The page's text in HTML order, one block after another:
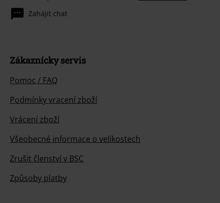
Zahájit chat
Zákaznícky servis
Pomoc / FAQ
Podmínky vracení zboží
Vrácení zboží
Všeobecné informace o velikostech
Zrušit členství v BSC
Způsoby platby